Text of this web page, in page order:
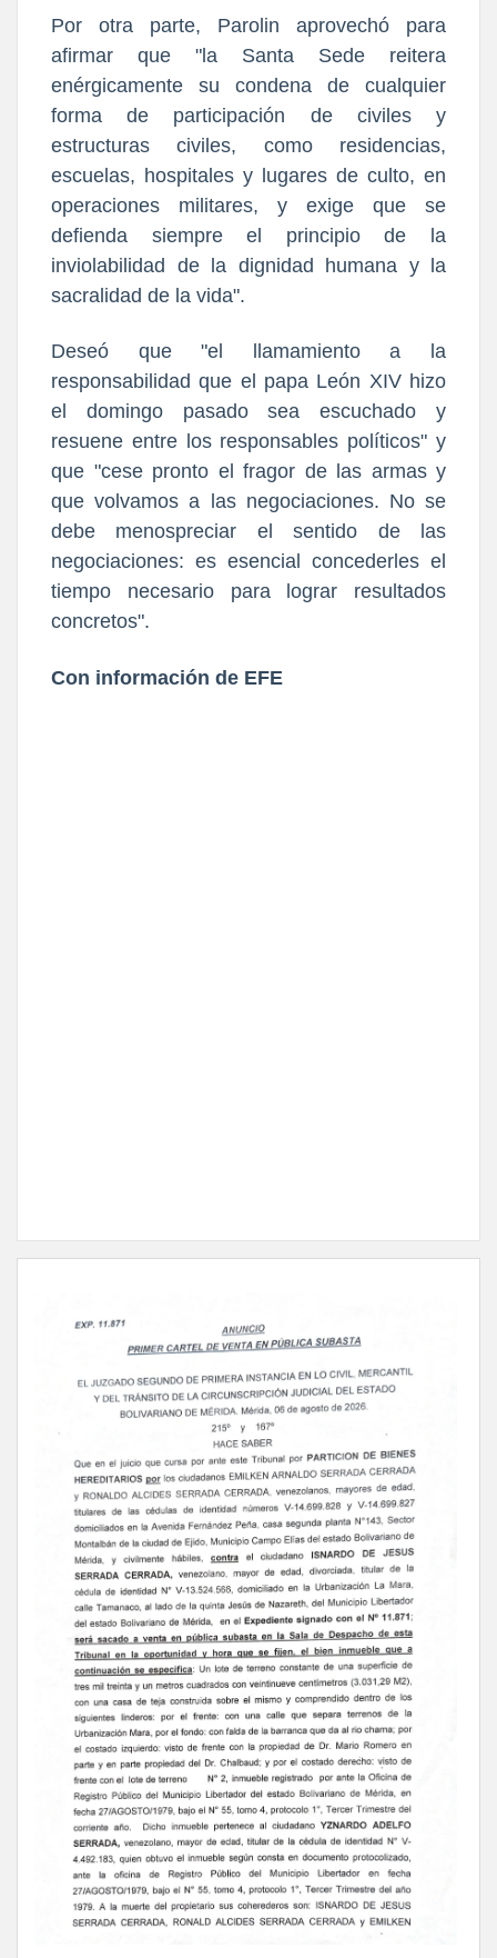
Por otra parte, Parolin aprovechó para
afirmar que "la Santa Sede reitera
enérgicamente su condena de cualquier
forma de participación de civiles y
estructuras civiles, como residencias,
escuelas, hospitales y lugares de culto, en
operaciones militares, y exige que se
defienda siempre el principio de la
inviolabilidad de la dignidad humana y la
sacralidad de la vida".
Deseó que "el llamamiento a la
responsabilidad que el papa León XIV hizo
el domingo pasado sea escuchado y
resuene entre los responsables políticos" y
que "cese pronto el fragor de las armas y
que volvamos a las negociaciones. No se
debe menospreciar el sentido de las
negociaciones: es esencial concederles el
tiempo necesario para lograr resultados
concretos".
Con información de EFE